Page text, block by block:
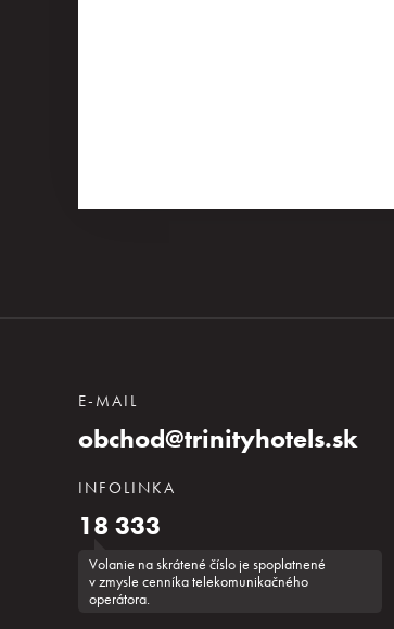
E-MAIL
obchod@trinityhotels.sk
INFOLINKA
18 333
Volanie na skrátené číslo je spoplatnené
v zmysle cenníka telekomunikačného
operátora.